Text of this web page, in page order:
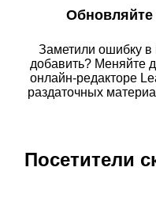
Обновляйте
Заметили ошибку в
добавить? Меняйте
онлайн-редакторе
раздаточных
Посетители